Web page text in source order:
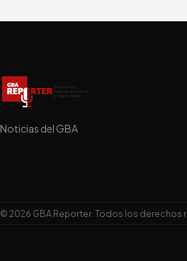
Noticias del GBA
© 2026 GBA Reporter. Todos los derechos